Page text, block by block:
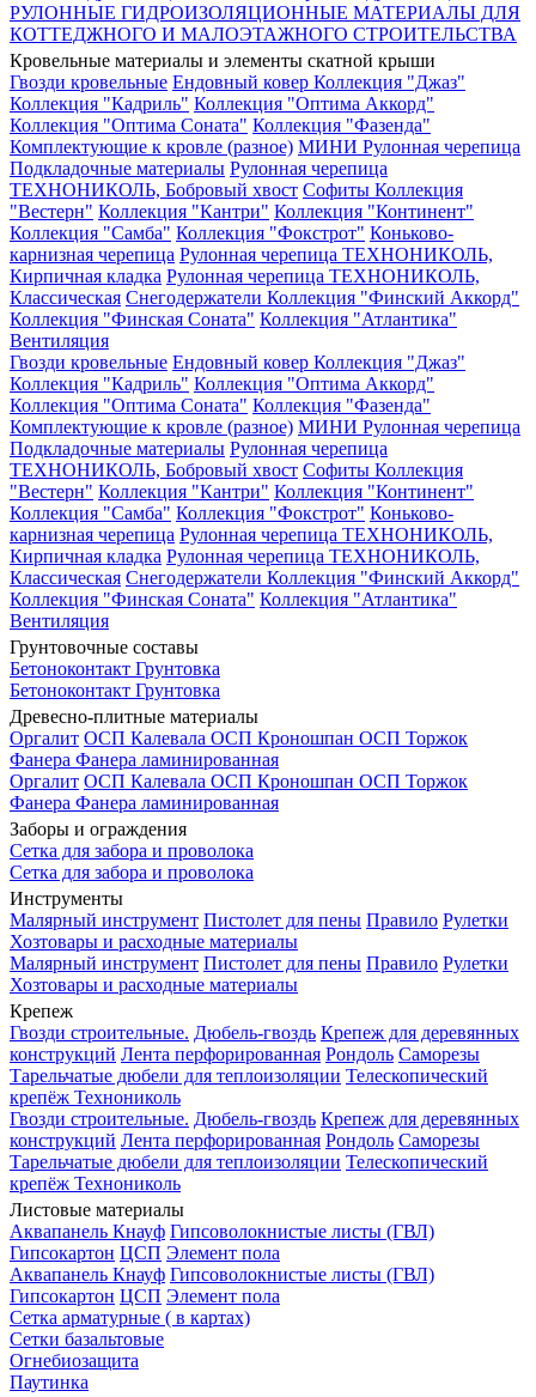
РУЛОННЫЕ ГИДРОИЗОЛЯЦИОННЫЕ МАТЕРИАЛЫ ДЛЯ
КОТТЕДЖНОГО И МАЛОЭТАЖНОГО СТРОИТЕЛЬСТВА
Кровельные материалы и элементы скатной крыши
Гвозди кровельные Ендовный ковер Коллекция "Джаз"
Коллекция "Кадриль" Коллекция "Оптима Аккорд"
Коллекция "Оптима Соната" Коллекция "Фазенда"
Комплектующие к кровле (разное) МИНИ Рулонная черепица
Подкладочные материалы Рулонная черепица
ТЕХНОНИКОЛЬ, Бобровый хвост Софиты Коллекция
"Вестерн" Коллекция "Кантри" Коллекция "Континент"
Коллекция "Самба" Коллекция "Фокстрот" Коньково-
карнизная черепица Рулонная черепица ТЕХНОНИКОЛЬ,
Кирпичная кладка Рулонная черепица ТЕХНОНИКОЛЬ,
Классическая Снегодержатели Коллекция "Финский Аккорд"
Коллекция "Финская Соната" Коллекция "Атлантика"
Вентиляция
Гвозди кровельные Ендовный ковер Коллекция "Джаз"
Коллекция "Кадриль" Коллекция "Оптима Аккорд"
Коллекция "Оптима Соната" Коллекция "Фазенда"
Комплектующие к кровле (разное) МИНИ Рулонная черепица
Подкладочные материалы Рулонная черепица
ТЕХНОНИКОЛЬ, Бобровый хвост Софиты Коллекция
"Вестерн" Коллекция "Кантри" Коллекция "Континент"
Коллекция "Самба" Коллекция "Фокстрот" Коньково-
карнизная черепица Рулонная черепица ТЕХНОНИКОЛЬ,
Кирпичная кладка Рулонная черепица ТЕХНОНИКОЛЬ,
Классическая Снегодержатели Коллекция "Финский Аккорд"
Коллекция "Финская Соната" Коллекция "Атлантика"
Вентиляция
Грунтовочные составы
Бетоноконтакт Грунтовка
Бетоноконтакт Грунтовка
Древесно-плитные материалы
Оргалит ОСП Калевала ОСП Кроношпан ОСП Торжок
Фанера Фанера ламинированная
Оргалит ОСП Калевала ОСП Кроношпан ОСП Торжок
Фанера Фанера ламинированная
Заборы и ограждения
Сетка для забора и проволока
Сетка для забора и проволока
Инструменты
Малярный инструмент Пистолет для пены Правило Рулетки
Хозтовары и расходные материалы
Малярный инструмент Пистолет для пены Правило Рулетки
Хозтовары и расходные материалы
Крепеж
Гвозди строительные. Дюбель-гвоздь Крепеж для деревянных
конструкций Лента перфорированная Рондоль Саморезы
Тарельчатые дюбели для теплоизоляции Телескопический
крепёж Технониколь
Гвозди строительные. Дюбель-гвоздь Крепеж для деревянных
конструкций Лента перфорированная Рондоль Саморезы
Тарельчатые дюбели для теплоизоляции Телескопический
крепёж Технониколь
Листовые материалы
Аквапанель Кнауф Гипсоволокнистые листы (ГВЛ)
Гипсокартон ЦСП Элемент пола
Аквапанель Кнауф Гипсоволокнистые листы (ГВЛ)
Гипсокартон ЦСП Элемент пола
Сетка арматурные ( в картах)
Сетки базальтовые
Огнебиозащита
Паутинка